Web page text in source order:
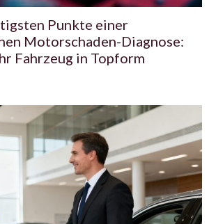
Punkte einer
Motorschaden-Diagnose:
Fahrzeug in Topform